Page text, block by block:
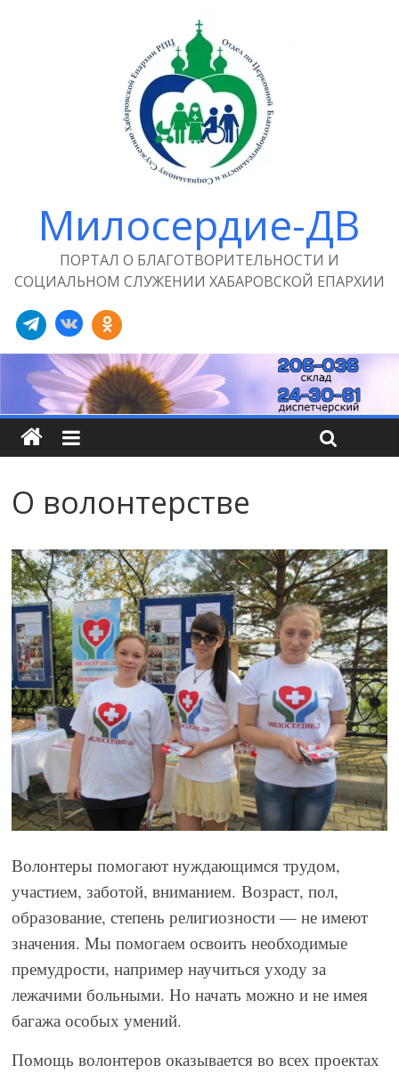
Милосердие-ДВ
ПОРТАЛ О БЛАГОТВОРИТЕЛЬНОСТИ И
СОЦИАЛЬНОМ СЛУЖЕНИИ ХАБАРОВСКОЙ ЕПАРХИИ
О волонтерстве
Волонтеры помогают нуждающимся трудом,
участием, заботой, вниманием. Возраст, пол,
образование, степень религиозности — не имеют
значения. Мы помогаем освоить необходимые
премудрости, например научиться уходу за
лежачими больными. Но начать можно и не имея
багажа особых умений.
Помощь волонтеров оказывается во всех проектах